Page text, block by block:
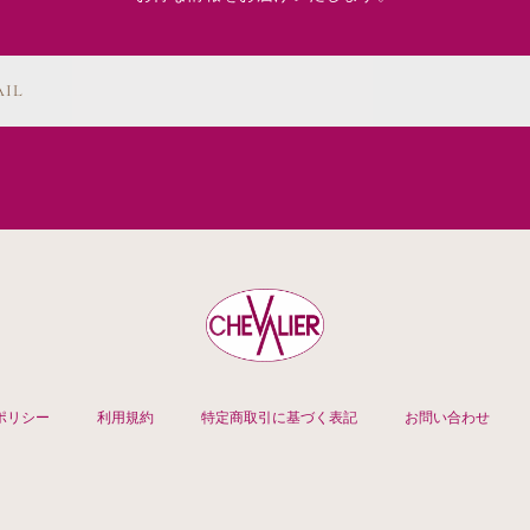
リシー 利用規約 特定商取引に基づく表記 お問い合わせ